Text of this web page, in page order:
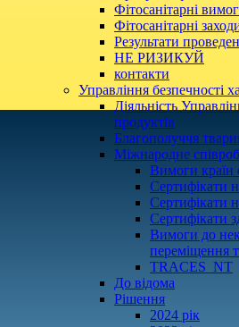
Фітосанітарні
Фітосанітарні
Результати
НЕ РИЗИКУЙ
контакти
Управління безпечності
Діяльність
продуктів
Благополуччя
Міжнародне
Вимоги країн
Сертифікати
Сертифікати
Сертифікати
Вимоги до
переміщення
TRACES_NT
До відома
Рішення
2024 рік